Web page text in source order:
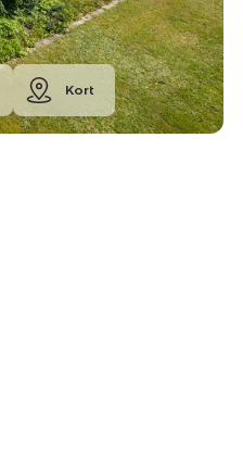
Kort